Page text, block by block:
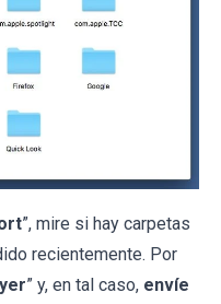
”, mire si hay carpetas
recientemente. Por
” y, en tal caso, envíe